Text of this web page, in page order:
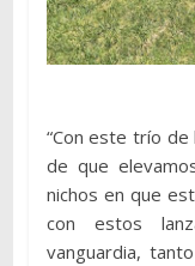
“Con este trío de
de que
nichos en que
con estos
vanguardia,